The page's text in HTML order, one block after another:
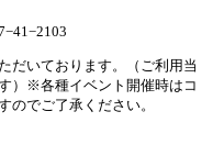
だいております。
（ご利用当
）
※各種イベント開催時はコ
のでご了承ください。